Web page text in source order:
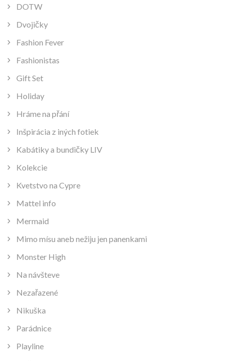
DOTW
Dvojičky
Fashion Fever
Fashionistas
Gift Set
Holiday
Hráme na přání
Inšpirácia z iných fotiek
Kabátiky a bundičky LIV
Kolekcie
Kvetstvo na Cypre
Mattel info
Mermaid
Mimo mísu aneb nežiju jen panenkami
Monster High
Na návšteve
Nezařazené
Nikuška
Parádnice
Playline